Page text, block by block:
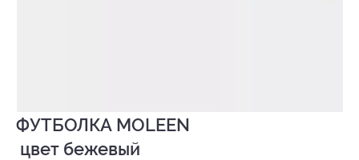
ФУТБОЛКА MOLEEN
цвет бежевый